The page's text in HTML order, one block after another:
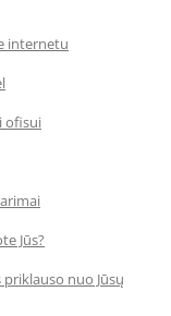
internetu
ofisui
Jūs?
nuo Jūsų